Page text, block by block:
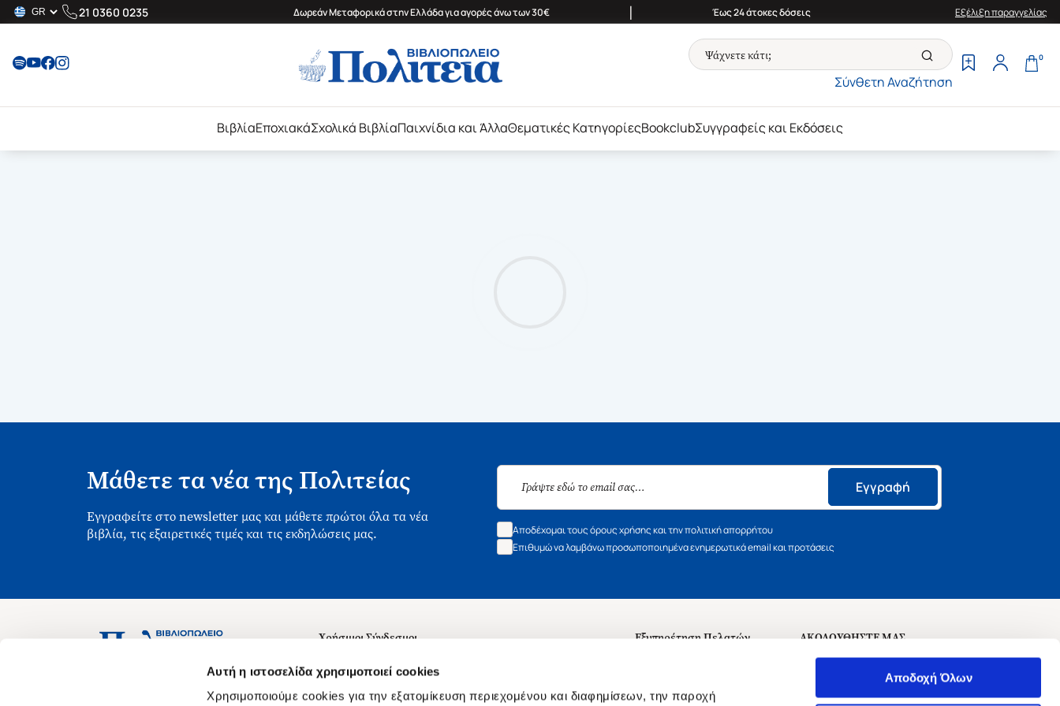
Αυτή η ιστοσελίδα χρησιμοποιεί cookies
Χρησιμοποιούμε cookies για την εξατομίκευση περιεχομένου και διαφημίσεων, την παροχή
Αποδοχή Όλων
21 0360 0235 Δωρεάν Μεταφορικά στην Ελλάδα για αγορές άνω των 30€ | Έως 24 άτοκες δόσεις Εξέλιξη παραγγελίας
Σύνθετη Αναζήτηση
0
ΒιβλίαΕποχιακάΣχολικά ΒιβλίαΠαιχνίδια και ΆλλαΘεματικές ΚατηγορίεςBookclubΣυγγραφείς και Εκδόσεις
Μάθετε τα νέα της Πολιτείας
Εγγραφείτε στο newsletter μας και μάθετε πρώτοι όλα τα νέα
βιβλία, τις εξαιρετικές τιμές και τις εκδηλώσεις μας.
Εγγραφή
Αποδέχομαι τους όρους χρήσης και την πολιτική απορρήτου
Επιθυμώ να λαμβάνω προσωποποιημένα ενημερωτικά email και προτάσεις
Ασκληπιού 1-3, Αθήνα 106 79
Χρήσιμοι Σύνδεσμοι
Σχετικά με εμάς
Θέσεις Εργασίας
Εξυπηρέτηση Πελατών
ΑΚΟΛΟΥΘΗΣΤΕ ΜΑΣ